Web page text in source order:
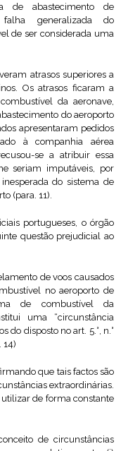
de abastecimento de
generalizada do
de ser considerada uma
atrasos superiores a
Os atrasos ficaram a
da aeronave,
do aeroporto
apresentaram pedidos
à companhia aérea
se a atribuir essa
seriam imputáveis, por
do sistema de
(para. 11).
portugueses, o órgão
questão prejudicial ao
de voos causados
no aeroporto de
de combustível da
uma “circunstância
do disposto no art. 5.°, n.°
14)
que tais factos são
extraordinárias.
de forma constante
de circunstâncias